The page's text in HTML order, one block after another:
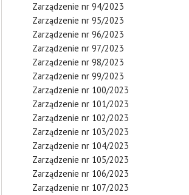
Zarządzenie nr 94/2023
Zarządzenie nr 95/2023
Zarządzenie nr 96/2023
Zarządzenie nr 97/2023
Zarządzenie nr 98/2023
Zarządzenie nr 99/2023
Zarządzenie nr 100/2023
Zarządzenie nr 101/2023
Zarządzenie nr 102/2023
Zarządzenie nr 103/2023
Zarządzenie nr 104/2023
Zarządzenie nr 105/2023
Zarządzenie nr 106/2023
Zarządzenie nr 107/2023